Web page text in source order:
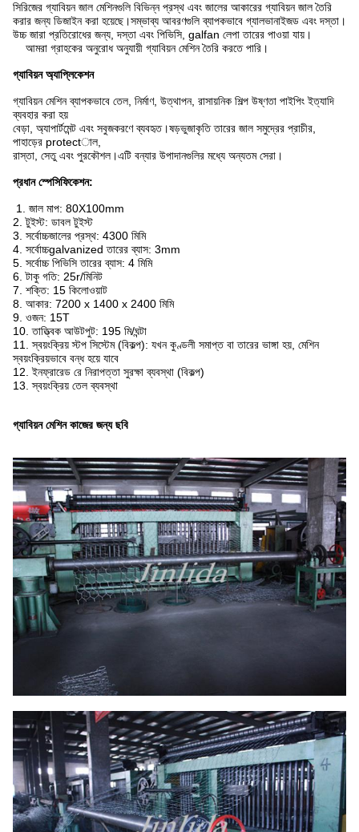
সিরিজের গ্যাবিয়ন জাল মেশিনগুলি বিভিন্ন প্রস্থ এবং জালের আকারের গ্যাবিয়ন জাল তৈরি
করার জন্য ডিজাইন করা হয়েছে।সম্ভাব্য আবরণগুলি ব্যাপকভাবে গ্যালভানাইজড এবং দস্তা।
উচ্চ জারা প্রতিরোধের জন্য, দস্তা এবং পিভিসি, galfan লেপা তারের পাওয়া যায়।
আমরা গ্রাহকের অনুরোধ অনুযায়ী গ্যাবিয়ন মেশিন তৈরি করতে পারি।
গ্যাবিয়ন অ্যাপ্লিকেশন
গ্যাবিয়ন মেশিন ব্যাপকভাবে তেল, নির্মাণ, উত্থাপন, রাসায়নিক শিল্প উষ্ণতা পাইপিং ইত্যাদি
ব্যবহার করা হয়
বেড়া, অ্যাপার্টমেন্ট এবং সবুজকরণে ব্যবহৃত।ষড়ভুজাকৃতি তারের জাল সমুদ্রের প্রাচীর,
পাহাড়ের protectাল,
রাস্তা, সেতু এবং পুরকৌশল।এটি বন্যার উপাদানগুলির মধ্যে অন্যতম সেরা।
প্রধান স্পেসিফিকেশন:
1. জাল মাপ: 80X100mm
2. টুইস্ট: ডাবল টুইস্ট
3. সর্বোচ্চজালের প্রস্থ: 4300 মিমি
4. সর্বোচ্চgalvanized তারের ব্যাস: 3mm
5. সর্বোচ্চ পিভিসি তারের ব্যাস: 4 মিমি
6. টাকু গতি: 25r/মিনিট
7. শক্তি: 15 কিলোওয়াট
8. আকার: 7200 x 1400 x 2400 মিমি
9. ওজন: 15T
10. তাত্ত্বিক আউটপুট: 195 মি/ঘন্টা
11. স্বয়ংক্রিয় স্টপ সিস্টেম (বিকল্প): যখন কুণ্ডলী সমাপ্ত বা তারের ভাঙ্গা হয়, মেশিন
স্বয়ংক্রিয়ভাবে বন্ধ হয়ে যাবে
12. ইনফ্রারেড রে নিরাপত্তা সুরক্ষা ব্যবস্থা (বিকল্প)
13. স্বয়ংক্রিয় তেল ব্যবস্থা
গ্যাবিয়ন মেশিন কাজের জন্য ছবি